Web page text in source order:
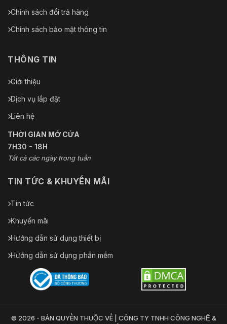
Chính sách đổi trả hàng
Chính sách bảo mật thông tin
THÔNG TIN
Giới thiệu
Dịch vụ lắp đặt
Liên hệ
THỜI GIAN MỞ CỬA
7H30 - 18H
Tất cả các ngày trong tuần
TIN TỨC & KHUYẾN MÃI
Tin tức
Khuyến mãi
Hướng dẫn sử dụng thiết bị
Hướng dẫn sử dụng phần mềm
© 2026 - BẢN QUYỀN THUỘC VỀ | CÔNG TY TNHH CÔNG NGHỆ &